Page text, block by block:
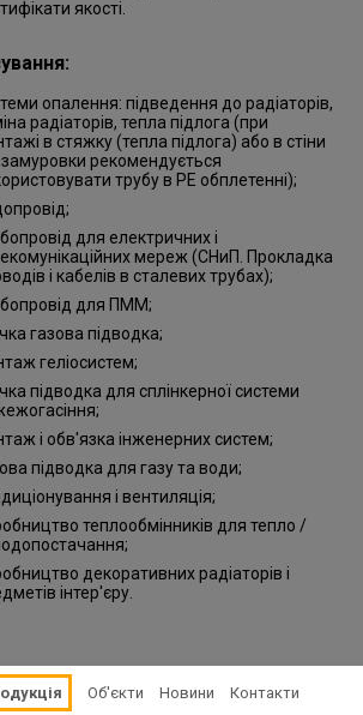
якості.
опалення: підведення до радіаторів,
радіаторів, тепла підлога (при
в стяжку (тепла підлога) або в стіни
замуровки рекомендується
трубу в PЕ обплетенні);
для електричних і
мереж (СНиП. Прокладка
і кабелів в сталевих трубах);
для ПММ;
газова підводка;
геліосистем;
підводка для сплінкерної системи
і обв'язка інженерних систем;
підводка для газу та води;
і вентиляція;
теплообмінників для тепло /
декоративних радіаторів і
інтер'єру.
Об'єкти Новини Контакти